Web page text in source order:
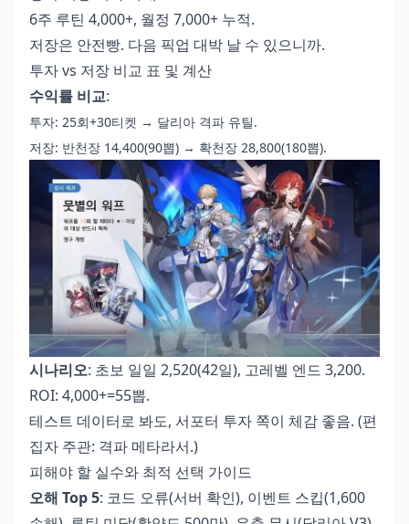
6주 루틴 4,000+, 월정 7,000+ 누적.
저장은 안전빵. 다음 픽업 대박 날 수 있으니까.
투자 vs 저장 비교 표 및 계산
수익률 비교:
투자: 25회+30티켓 → 달리아 격파 유틸.
저장: 반천장 14,400(90뽑) → 확천장 28,800(180뽑).
시나리오: 초보 일일 2,520(42일), 고레벨 엔드 3,200.
ROI: 4,000+=55뽑.
테스트 데이터로 봐도, 서포터 투자 쪽이 체감 좋음. (편
집자 주관: 격파 메타라서.)
피해야 할 실수와 최적 선택 가이드
오해 Top 5: 코드 오류(서버 확인), 이벤트 스킵(1,600